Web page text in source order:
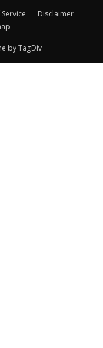
Disclaimer
by TagDiv